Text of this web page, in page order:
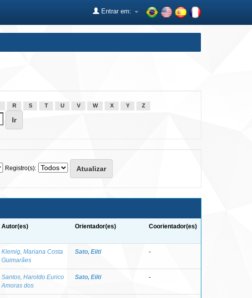
Entrar em:
R S T U V W X Y Z
Registro(s):
Autor(es) Orientador(es) Coorientador(es)
Klemig, Mariana Costa
Guimarães
Sato, Eiiti -
Santos, Haroldo Eurico
Amoras dos
Sato, Eiiti -